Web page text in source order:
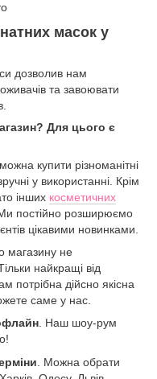
масок у
дозволив нам
та завоювати
Для цього є
купити різноманітні
у використанні. Крім
інших косметичних
Ми постійно розширюємо
цікавими новинками.
магазину не
найкращі від
потрібна дійсно якісна
саме у нас.
. Наш шоу-рум
. Можна обрати